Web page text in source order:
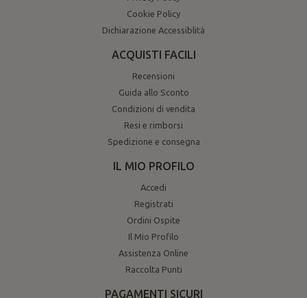
Cookie Policy
Dichiarazione Accessiblità
ACQUISTI FACILI
Recensioni
Guida allo Sconto
Condizioni di vendita
Resi e rimborsi
Spedizione e consegna
IL MIO PROFILO
Accedi
Registrati
Ordini Ospite
Il Mio Profilo
Assistenza Online
Raccolta Punti
PAGAMENTI SICURI